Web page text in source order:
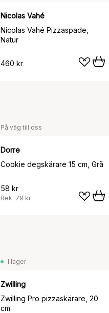
Nicolas Vahé
Nicolas Vahé Pizzaspade,
Natur
460 kr
På väg till oss
Dorre
Cookie degskärare 15 cm, Grå
58 kr
Rek. 79 kr
I lager
Zwilling
Zwilling Pro pizzaskärare, 20
cm